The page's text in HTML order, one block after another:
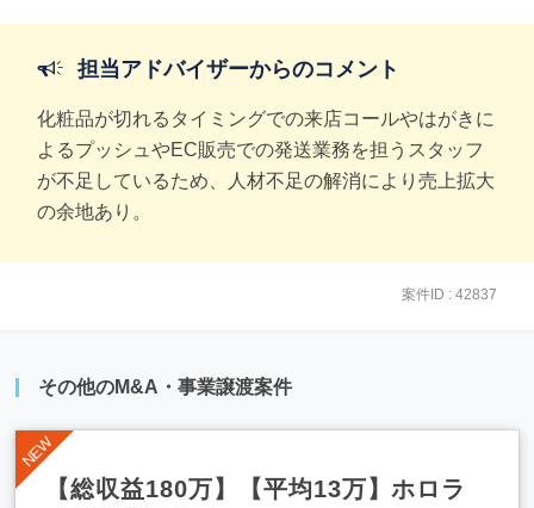
担当アドバイザーからのコメント
化粧品が切れるタイミングでの来店コールやはがきに
よるプッシュやEC販売での発送業務を担うスタッフ
が不足しているため、人材不足の解消により売上拡大
の余地あり。
案件ID : 42837
その他のM&A・事業譲渡案件
【総収益180万】【平均13万】ホロラ